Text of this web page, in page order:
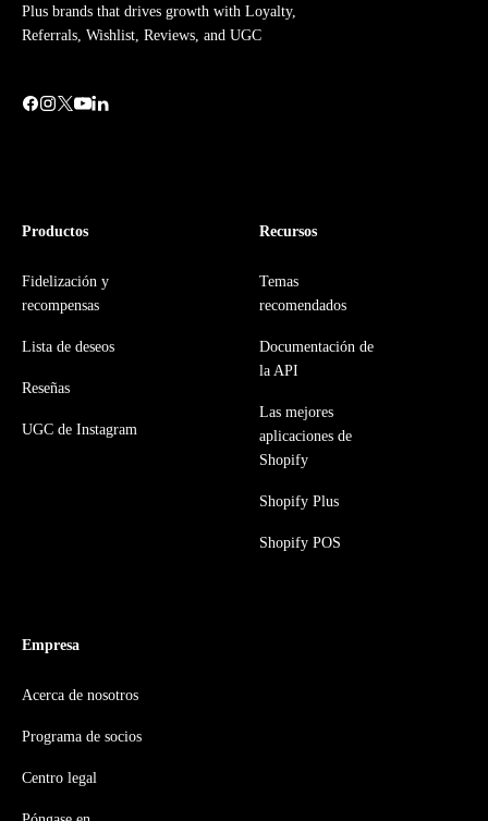
Plus brands that drives growth with Loyalty,
Referrals, Wishlist, Reviews, and UGC
Productos
Fidelización y
recompensas
Lista de deseos
Reseñas
UGC de Instagram
Recursos
Temas
recomendados
Documentación de
la API
Las mejores
aplicaciones de
Shopify
Shopify Plus
Shopify POS
Empresa
Acerca de nosotros
Programa de socios
Centro legal